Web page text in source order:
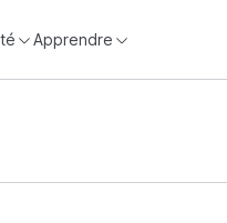
Apprendre